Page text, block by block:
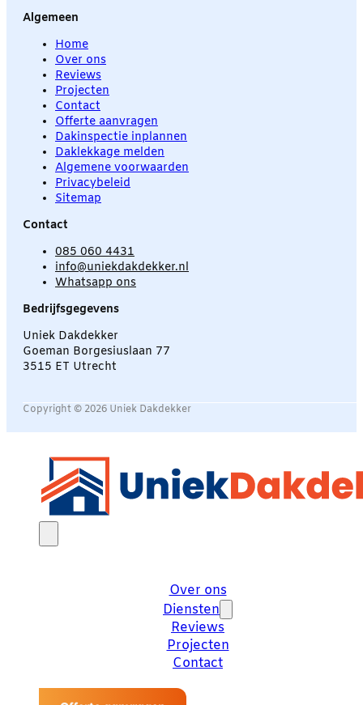
Algemeen
Home
Over ons
Reviews
Projecten
Contact
Offerte aanvragen
Dakinspectie inplannen
Daklekkage melden
Algemene voorwaarden
Privacybeleid
Sitemap
Contact
085 060 4431
info@uniekdakdekker.nl
Whatsapp ons
Bedrijfsgegevens
Uniek Dakdekker
Goeman Borgesiuslaan 77
3515 ET Utrecht
Copyright © 2026 Uniek Dakdekker
Over ons
Diensten
Reviews
Projecten
Contact